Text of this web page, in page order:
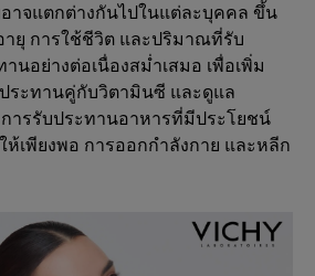
าจแตกต่างกันไปในแต่ละบุคคล ขึ้น
ายุ การใช้ชีวิต และปริมาณที่รับ
นอย่างต่อเนื่องสม่ำเสมอ เพื่อเพิ่ม
ระทานคู่กับวิตามินซี และดูแล
ารรับประทานอาหารที่มีประโยชน์
เพียงพอ การออกกำลังกาย และหลีก